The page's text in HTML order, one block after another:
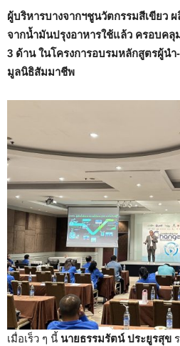
ผู้บริหารบางจากฯชูนวัตกรรมสีเขียว
จากน้ำมันปรุงอาหารใช้แล้ว ครอบคลุ
3 ด้าน ในโครงการอบรมหลักสูตรผู้นำ
มูลนิธิสัมมาชีพ
เมื่อเร็ว ๆ นี้ นายธรรมรัตน์ ประยูรสุข